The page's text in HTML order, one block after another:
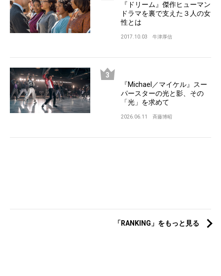
『ドリーム』傑作ヒューマン
ドラマを裏で支えた３人の女
性とは
2017.10.03 牛津厚信
『Michael／マイケル』スー
パースターの光と影、その
「光」を求めて
2026.06.11 斉藤博昭
「RANKING」をもっと見る